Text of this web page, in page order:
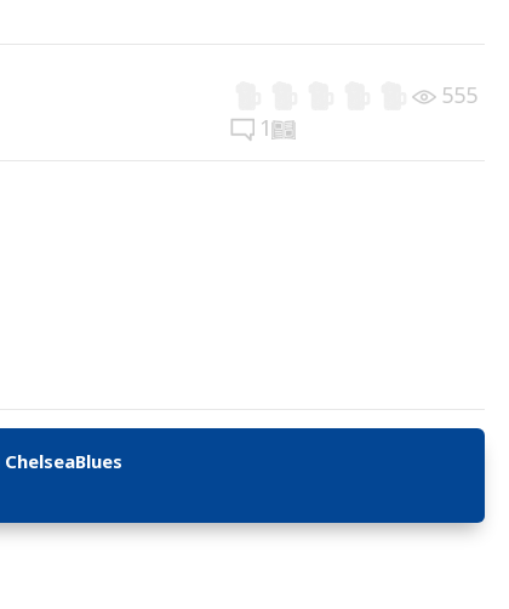
555
1
ChelseaBlues